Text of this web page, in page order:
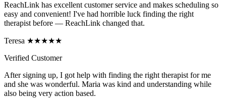
ReachLink has excellent customer service and makes scheduling so
easy and convenient! I've had horrible luck finding the right
therapist before — ReachLink changed that.
Teresa ★★★★★
Verified Customer
After signing up, I got help with finding the right therapist for me
and she was wonderful. Maria was kind and understanding while
also being very action based.